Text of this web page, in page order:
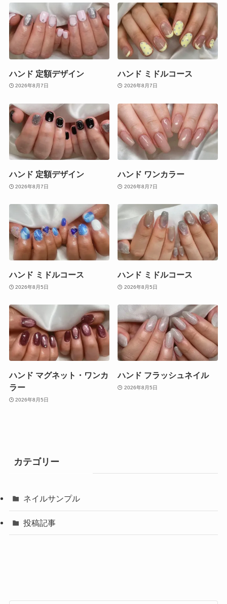
ハンド 定額デザイン
2026年8月7日
ハンド ミドルコース
2026年8月7日
ハンド 定額デザイン
2026年8月7日
ハンド ワンカラー
2026年8月7日
ハンド ミドルコース
2026年8月5日
ハンド ミドルコース
2026年8月5日
ハンド マグネット・ワンカ
ラー
2026年8月5日
ハンド フラッシュネイル
2026年8月5日
カテゴリー
ネイルサンプル
投稿記事